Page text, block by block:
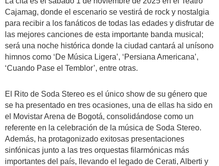
Cajamag, donde el escenario se vestirá de rock y nostalgia
para recibir a los fanáticos de todas las edades y disfrutar de
las mejores canciones de esta importante banda musical;
será una noche histórica donde la ciudad cantará al unísono
himnos como ‘De Música Ligera’, ‘Persiana Americana’,
‘Cuando Pase el Temblor’, entre otras.
El Rito de Soda Stereo es el único show de su género que
se ha presentado en tres ocasiones, una de ellas ha sido en
el Movistar Arena de Bogotá, consolidándose como un
referente en la celebración de la música de Soda Stereo.
Además, ha protagonizado exitosas presentaciones
sinfónicas junto a las tres orquestas filarmónicas más
importantes del país, llevando el legado de Cerati, Alberti y